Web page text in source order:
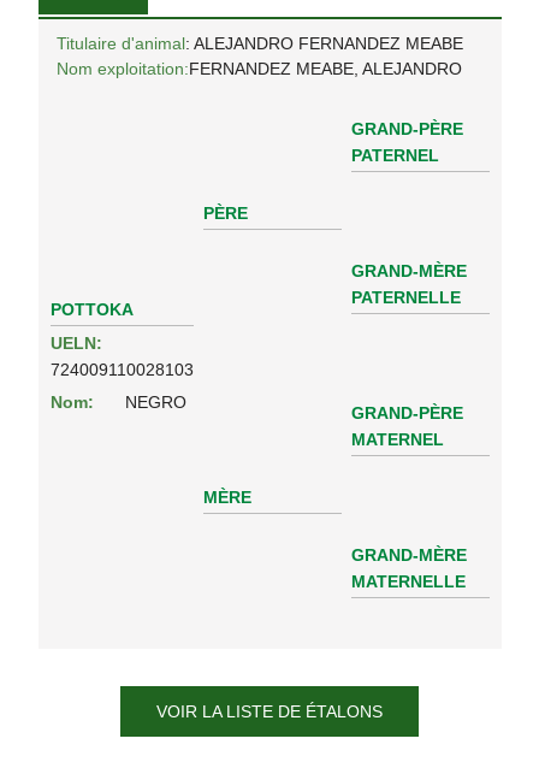
Titulaire d'animal: ALEJANDRO FERNANDEZ MEABE
Nom exploitation:FERNANDEZ MEABE, ALEJANDRO
POTTOKA
UELN:
724009110028103
Nom:
NEGRO
PÈRE
GRAND-PÈRE
PATERNEL
GRAND-MÈRE
PATERNELLE
MÈRE
GRAND-PÈRE
MATERNEL
GRAND-MÈRE
MATERNELLE
VOIR LA LISTE DE ÉTALONS